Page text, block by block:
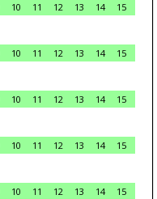
10 11 12 13 14
15
10 11 12 13 14
15
10 11 12 13 14
15
10 11 12 13 14
15
10 11 12 13 14
15